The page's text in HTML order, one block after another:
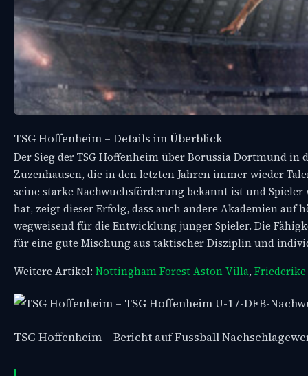
TSG Hoffenheim – Details im Überblick
Der Sieg der TSG Hoffenheim über Borussia Dortmund
Zuzenhausen, die in den letzten Jahren immer wieder
seine starke Nachwuchsförderung bekannt ist und
hat, zeigt dieser Erfolg, dass auch andere Akademien
wegweisend für die Entwicklung junger Spieler. Die
für eine gute Mischung aus taktischer Disziplin und
Weitere Artikel: Nottingham Forest Aston Villa,
TSG Hoffenheim – Bericht auf Fussball